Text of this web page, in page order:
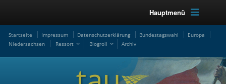
Hauptmenü
Startseite Impressum Datenschutzerklärung Bundestagswahl
Europa
Niedersachsen
Ressort Blogroll Archiv